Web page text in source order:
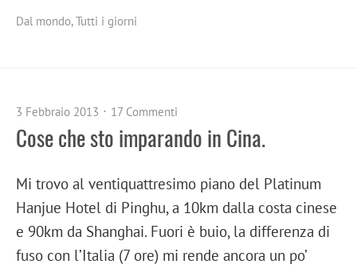
Dal mondo,Tutti i giorni
3 Febbraio 2013 17 Commenti
Cose che sto imparando in Cina.
Mi trovo al ventiquattresimo piano del Platinum
Hanjue Hotel di Pinghu, a 10km dalla costa cinese
e 90km da Shanghai. Fuori è buio, la differenza di
fuso con l’Italia (7 ore) mi rende ancora un po’